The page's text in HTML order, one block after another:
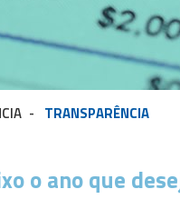
- TRANSPARÊNCIA
o ano que